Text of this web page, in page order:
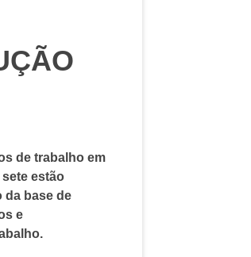
de trabalho em
estão
da base de
e